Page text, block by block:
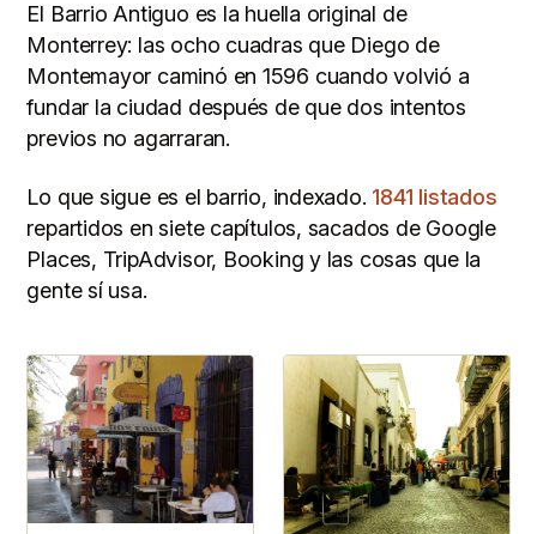
El Barrio Antiguo es la huella original de
Monterrey: las ocho cuadras que Diego de
Montemayor caminó en 1596 cuando volvió a
fundar la ciudad después de que dos intentos
previos no agarraran.
Lo que sigue es el barrio, indexado. 1841 listados
repartidos en siete capítulos, sacados de Google
Places, TripAdvisor, Booking y las cosas que la
gente sí usa.